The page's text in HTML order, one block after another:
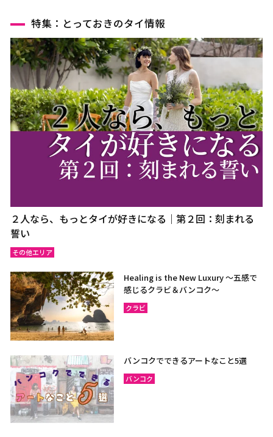
特集：とっておきのタイ情報
２人なら、もっとタイが好きになる｜第２回：刻まれる
誓い
その他エリア
Healing is the New Luxury ～五感で
感じるクラビ＆バンコク～
クラビ
バンコクでできるアートなこと5選
バンコク